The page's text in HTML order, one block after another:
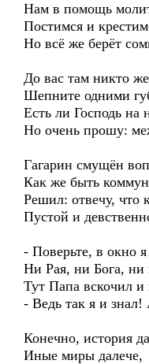
Нам в помощь
Постимся и
Но всё же берёт
До вас там никто
Шепните одними
Есть ли Господь на
Но очень прошу:
Гагарин смущён
Как же быть
Решил: отвечу, что
Пустой и
- Поверьте, в окно
Ни Рая, ни Бога, ни
Тут Папа вскочил и
- Ведь так я и знал!
Конечно, история
Иные миры далече,